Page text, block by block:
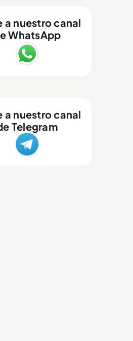
a nuestro canal
WhatsApp
a nuestro canal
Telegram